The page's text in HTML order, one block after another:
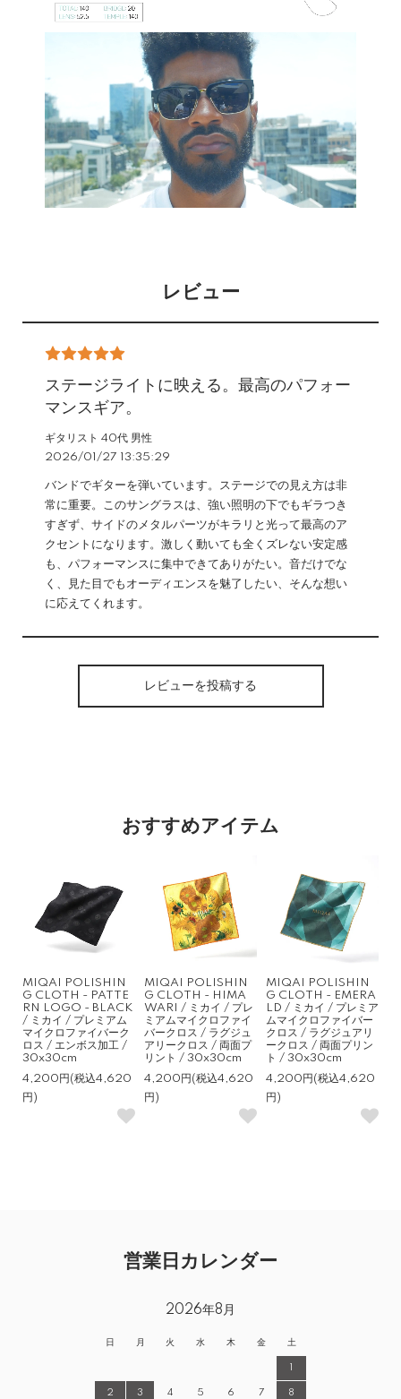
レビュー
ステージライトに映える。最高のパフォー
マンスギア。
ギタリスト 40代 男性
2026/01/27 13:35:29
バンドでギターを弾いています。ステージでの見え方は非
常に重要。このサングラスは、強い照明の下でもギラつき
すぎず、サイドのメタルパーツがキラリと光って最高のア
クセントになります。激しく動いても全くズレない安定感
も、パフォーマンスに集中できてありがたい。音だけでな
く、見た目でもオーディエンスを魅了したい、そんな想い
に応えてくれます。
レビューを投稿する
おすすめアイテム
MIQAI POLISHIN
G CLOTH - PATTE
RN LOGO - BLACK
/ ミカイ / プレミアム
マイクロファイバーク
ロス / エンボス加工 /
30x30cm
4,200円(税込4,620
円)
MIQAI POLISHIN
G CLOTH - HIMA
WARI / ミカイ / プレ
ミアムマイクロファイ
バークロス / ラグジュ
アリークロス / 両面プ
リント / 30x30cm
4,200円(税込4,620
円)
MIQAI POLISHIN
G CLOTH - EMERA
LD / ミカイ / プレミア
ムマイクロファイバー
クロス / ラグジュアリ
ークロス / 両面プリン
ト / 30x30cm
4,200円(税込4,620
円)
営業日カレンダー
2026年8月
日 月 火 水 木 金 土
1
2 3 4 5 6 7 8